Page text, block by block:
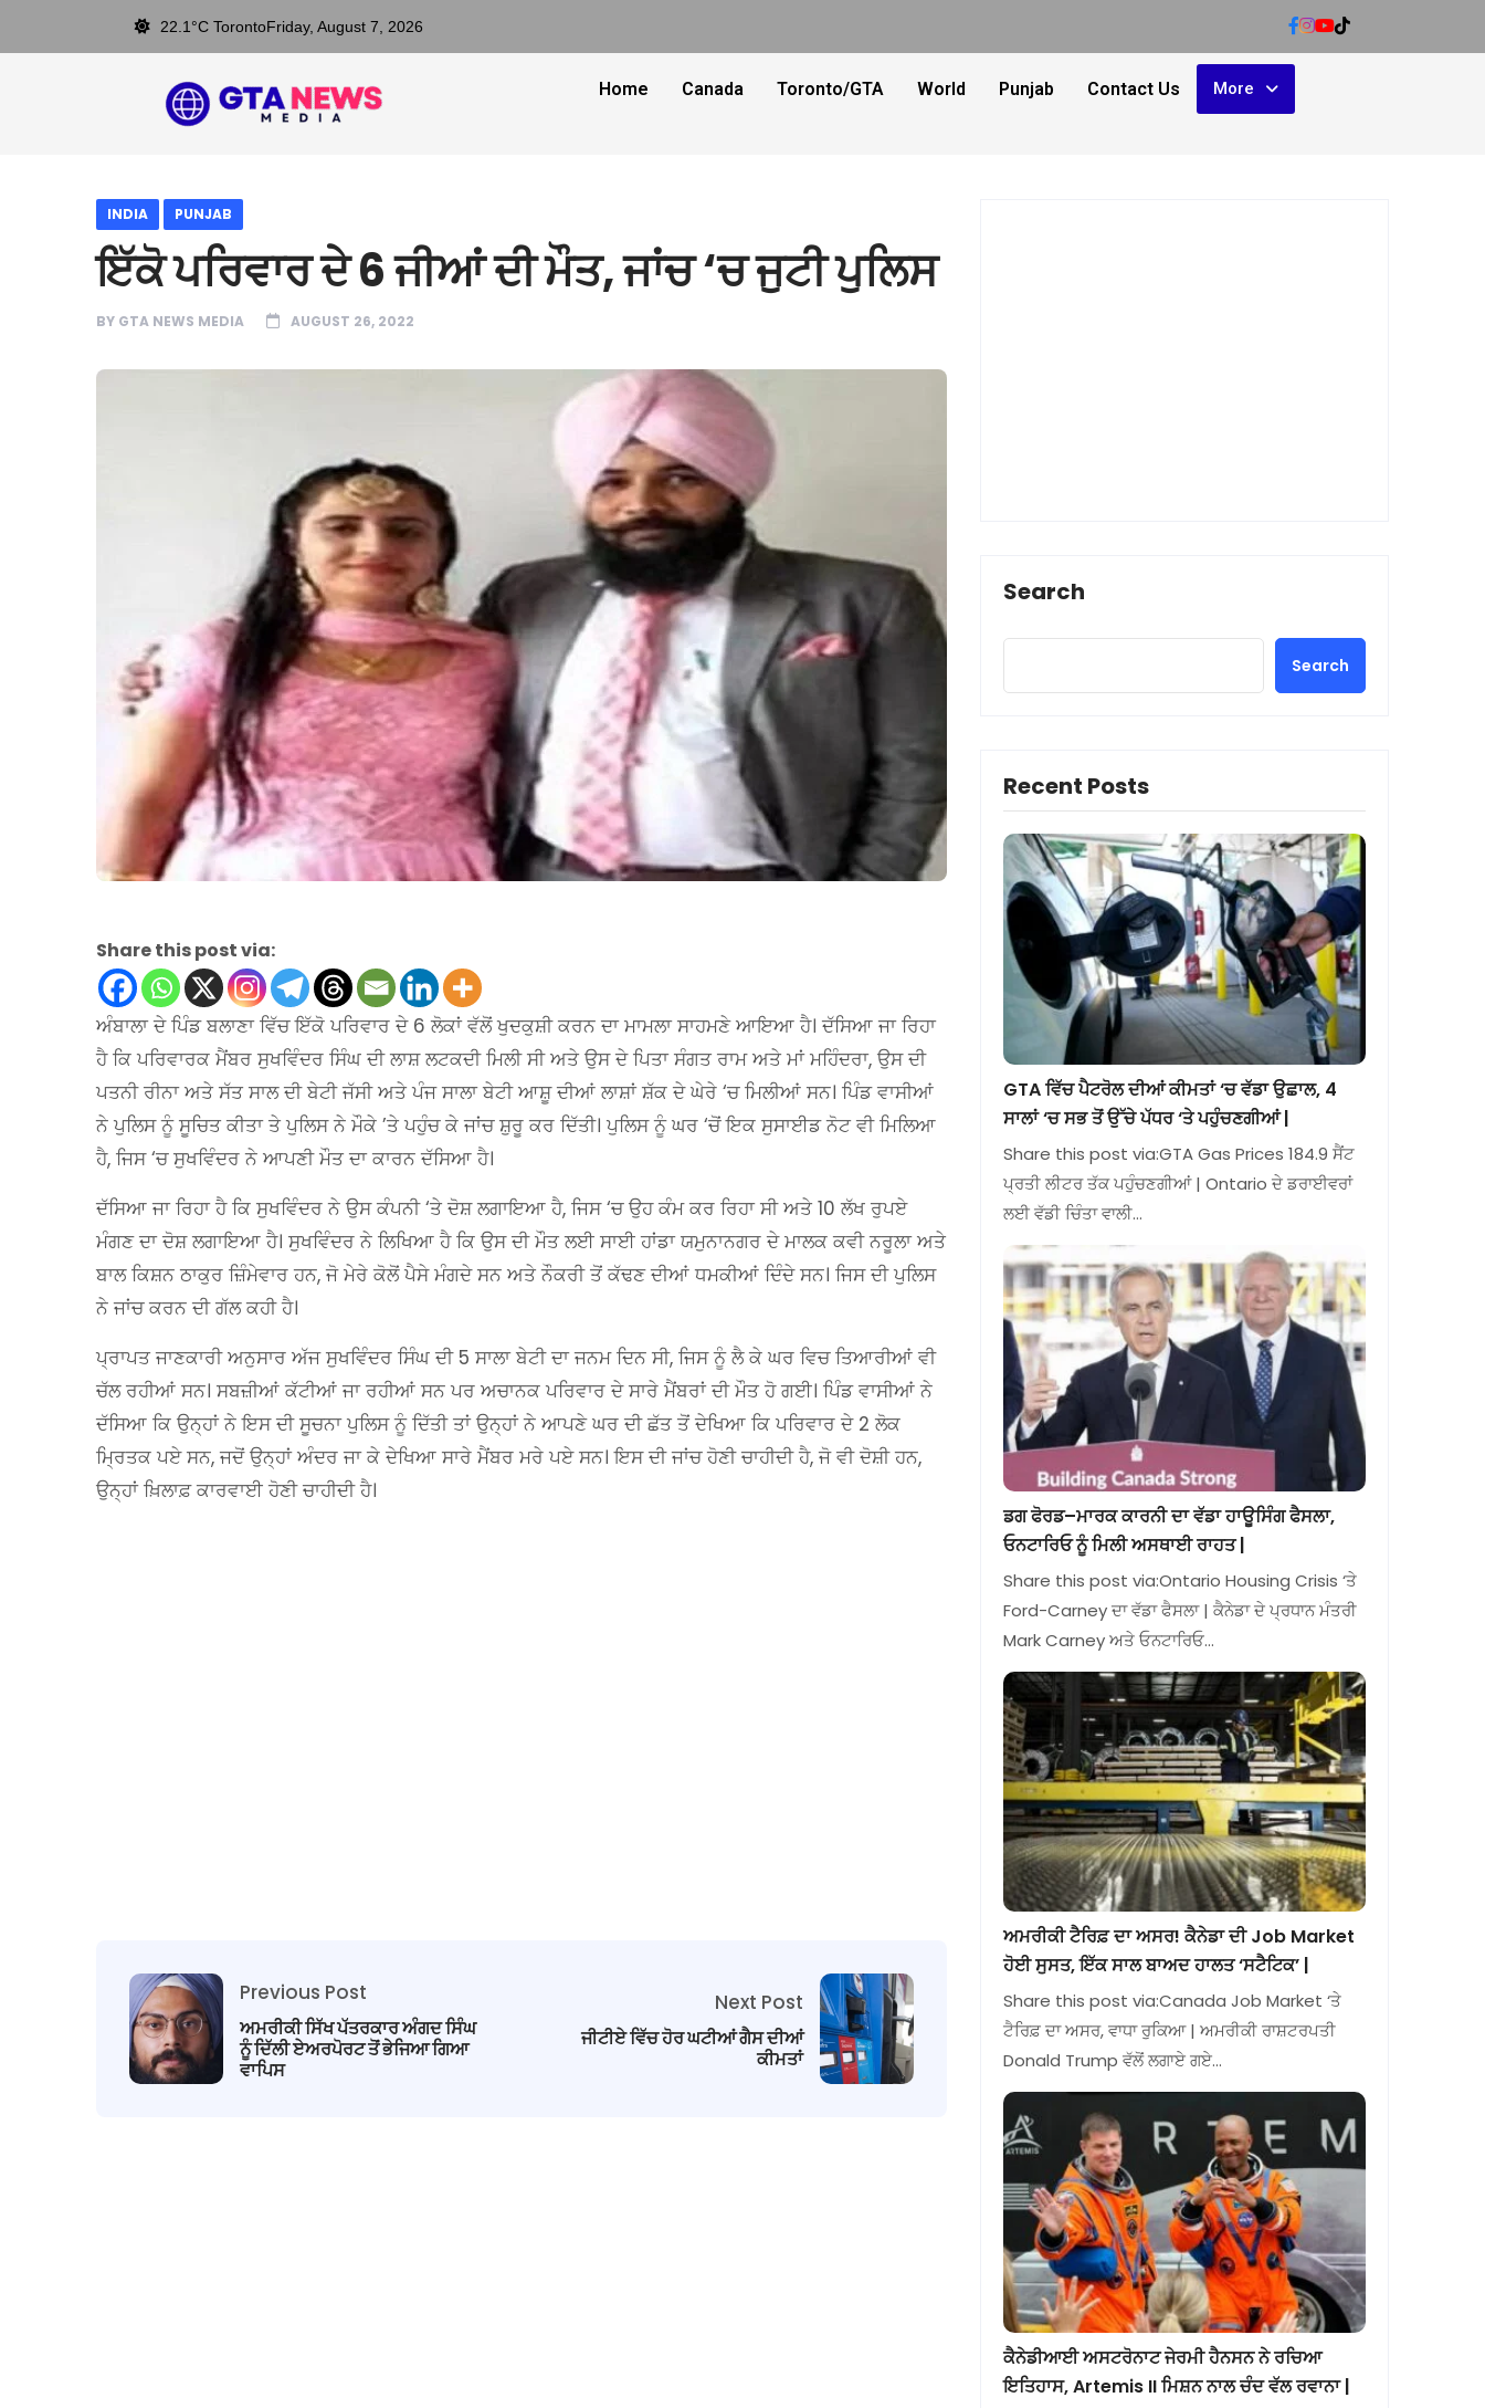
22.1°C TorontoFriday, August 7, 2026
Home Canada Toronto/GTA World Punjab Contact Us More
INDIA PUNJAB
ਇੱਕੋ ਪਰਿਵਾਰ ਦੇ 6 ਜੀਆਂ ਦੀ ਮੌਤ, ਜਾਂਚ ‘ਚ ਜੁਟੀ ਪੁਲਿਸ
BY GTA NEWS MEDIA AUGUST 26, 2022
Share this post via:
ਅੰਬਾਲਾ ਦੇ ਪਿੰਡ ਬਲਾਣਾ ਵਿੱਚ ਇੱਕੋ ਪਰਿਵਾਰ ਦੇ 6 ਲੋਕਾਂ ਵੱਲੋਂ ਖੁਦਕੁਸ਼ੀ ਕਰਨ ਦਾ ਮਾਮਲਾ ਸਾਹਮਣੇ ਆਇਆ ਹੈ। ਦੱਸਿਆ ਜਾ ਰਿਹਾ
ਹੈ ਕਿ ਪਰਿਵਾਰਕ ਮੈਂਬਰ ਸੁਖਵਿੰਦਰ ਸਿੰਘ ਦੀ ਲਾਸ਼ ਲਟਕਦੀ ਮਿਲੀ ਸੀ ਅਤੇ ਉਸ ਦੇ ਪਿਤਾ ਸੰਗਤ ਰਾਮ ਅਤੇ ਮਾਂ ਮਹਿੰਦਰਾ, ਉਸ ਦੀ
ਪਤਨੀ ਰੀਨਾ ਅਤੇ ਸੱਤ ਸਾਲ ਦੀ ਬੇਟੀ ਜੱਸੀ ਅਤੇ ਪੰਜ ਸਾਲਾ ਬੇਟੀ ਆਸ਼ੂ ਦੀਆਂ ਲਾਸ਼ਾਂ ਸ਼ੱਕ ਦੇ ਘੇਰੇ ‘ਚ ਮਿਲੀਆਂ ਸਨ। ਪਿੰਡ ਵਾਸੀਆਂ
ਨੇ ਪੁਲਿਸ ਨੂੰ ਸੂਚਿਤ ਕੀਤਾ ਤੇ ਪੁਲਿਸ ਨੇ ਮੌਕੇ ’ਤੇ ਪਹੁੰਚ ਕੇ ਜਾਂਚ ਸ਼ੁਰੂ ਕਰ ਦਿੱਤੀ। ਪੁਲਿਸ ਨੂੰ ਘਰ ‘ਚੋਂ ਇਕ ਸੁਸਾਈਡ ਨੋਟ ਵੀ ਮਿਲਿਆ
ਹੈ, ਜਿਸ ‘ਚ ਸੁਖਵਿੰਦਰ ਨੇ ਆਪਣੀ ਮੌਤ ਦਾ ਕਾਰਨ ਦੱਸਿਆ ਹੈ।
ਦੱਸਿਆ ਜਾ ਰਿਹਾ ਹੈ ਕਿ ਸੁਖਵਿੰਦਰ ਨੇ ਉਸ ਕੰਪਨੀ ‘ਤੇ ਦੋਸ਼ ਲਗਾਇਆ ਹੈ, ਜਿਸ ‘ਚ ਉਹ ਕੰਮ ਕਰ ਰਿਹਾ ਸੀ ਅਤੇ 10 ਲੱਖ ਰੁਪਏ
ਮੰਗਣ ਦਾ ਦੋਸ਼ ਲਗਾਇਆ ਹੈ। ਸੁਖਵਿੰਦਰ ਨੇ ਲਿਖਿਆ ਹੈ ਕਿ ਉਸ ਦੀ ਮੌਤ ਲਈ ਸਾਈ ਹਾਂਡਾ ਯਮੁਨਾਨਗਰ ਦੇ ਮਾਲਕ ਕਵੀ ਨਰੂਲਾ ਅਤੇ
ਬਾਲ ਕਿਸ਼ਨ ਠਾਕੁਰ ਜ਼ਿੰਮੇਵਾਰ ਹਨ, ਜੋ ਮੇਰੇ ਕੋਲੋਂ ਪੈਸੇ ਮੰਗਦੇ ਸਨ ਅਤੇ ਨੌਕਰੀ ਤੋਂ ਕੱਢਣ ਦੀਆਂ ਧਮਕੀਆਂ ਦਿੰਦੇ ਸਨ। ਜਿਸ ਦੀ ਪੁਲਿਸ
ਨੇ ਜਾਂਚ ਕਰਨ ਦੀ ਗੱਲ ਕਹੀ ਹੈ।
ਪ੍ਰਾਪਤ ਜਾਣਕਾਰੀ ਅਨੁਸਾਰ ਅੱਜ ਸੁਖਵਿੰਦਰ ਸਿੰਘ ਦੀ 5 ਸਾਲਾ ਬੇਟੀ ਦਾ ਜਨਮ ਦਿਨ ਸੀ, ਜਿਸ ਨੂੰ ਲੈ ਕੇ ਘਰ ਵਿਚ ਤਿਆਰੀਆਂ ਵੀ
ਚੱਲ ਰਹੀਆਂ ਸਨ। ਸਬਜ਼ੀਆਂ ਕੱਟੀਆਂ ਜਾ ਰਹੀਆਂ ਸਨ ਪਰ ਅਚਾਨਕ ਪਰਿਵਾਰ ਦੇ ਸਾਰੇ ਮੈਂਬਰਾਂ ਦੀ ਮੌਤ ਹੋ ਗਈ। ਪਿੰਡ ਵਾਸੀਆਂ ਨੇ
ਦੱਸਿਆ ਕਿ ਉਨ੍ਹਾਂ ਨੇ ਇਸ ਦੀ ਸੂਚਨਾ ਪੁਲਿਸ ਨੂੰ ਦਿੱਤੀ ਤਾਂ ਉਨ੍ਹਾਂ ਨੇ ਆਪਣੇ ਘਰ ਦੀ ਛੱਤ ਤੋਂ ਦੇਖਿਆ ਕਿ ਪਰਿਵਾਰ ਦੇ 2 ਲੋਕ
ਮ੍ਰਿਤਕ ਪਏ ਸਨ, ਜਦੋਂ ਉਨ੍ਹਾਂ ਅੰਦਰ ਜਾ ਕੇ ਦੇਖਿਆ ਸਾਰੇ ਮੈਂਬਰ ਮਰੇ ਪਏ ਸਨ। ਇਸ ਦੀ ਜਾਂਚ ਹੋਣੀ ਚਾਹੀਦੀ ਹੈ, ਜੋ ਵੀ ਦੋਸ਼ੀ ਹਨ,
ਉਨ੍ਹਾਂ ਖ਼ਿਲਾਫ਼ ਕਾਰਵਾਈ ਹੋਣੀ ਚਾਹੀਦੀ ਹੈ।
Previous Post
ਅਮਰੀਕੀ ਸਿੱਖ ਪੱਤਰਕਾਰ ਅੰਗਦ ਸਿੰਘ
ਨੂੰ ਦਿੱਲੀ ਏਅਰਪੋਰਟ ਤੋਂ ਭੇਜਿਆ ਗਿਆ
ਵਾਪਿਸ
Next Post
ਜੀਟੀਏ ਵਿੱਚ ਹੋਰ ਘਟੀਆਂ ਗੈਸ ਦੀਆਂ
ਕੀਮਤਾਂ
Search
Search
Recent Posts
GTA ਵਿੱਚ ਪੈਟਰੋਲ ਦੀਆਂ ਕੀਮਤਾਂ ‘ਚ ਵੱਡਾ ਉਛਾਲ, 4
ਸਾਲਾਂ ‘ਚ ਸਭ ਤੋਂ ਉੱਚੇ ਪੱਧਰ ‘ਤੇ ਪਹੁੰਚਣਗੀਆਂ |
Share this post via:GTA Gas Prices 184.9 ਸੈਂਟ
ਪ੍ਰਤੀ ਲੀਟਰ ਤੱਕ ਪਹੁੰਚਣਗੀਆਂ | Ontario ਦੇ ਡਰਾਈਵਰਾਂ
ਲਈ ਵੱਡੀ ਚਿੰਤਾ ਵਾਲੀ…
ਡਗ ਫੋਰਡ–ਮਾਰਕ ਕਾਰਨੀ ਦਾ ਵੱਡਾ ਹਾਊਸਿੰਗ ਫੈਸਲਾ,
ਓਨਟਾਰਿਓ ਨੂੰ ਮਿਲੀ ਅਸਥਾਈ ਰਾਹਤ |
Share this post via:Ontario Housing Crisis ‘ਤੇ
Ford-Carney ਦਾ ਵੱਡਾ ਫੈਸਲਾ | ਕੈਨੇਡਾ ਦੇ ਪ੍ਰਧਾਨ ਮੰਤਰੀ
Mark Carney ਅਤੇ ਓਨਟਾਰਿਓ…
ਅਮਰੀਕੀ ਟੈਰਿਫ਼ ਦਾ ਅਸਰ! ਕੈਨੇਡਾ ਦੀ Job Market
ਹੋਈ ਸੁਸਤ, ਇੱਕ ਸਾਲ ਬਾਅਦ ਹਾਲਤ ‘ਸਟੈਟਿਕ’ |
Share this post via:Canada Job Market ‘ਤੇ
ਟੈਰਿਫ਼ ਦਾ ਅਸਰ, ਵਾਧਾ ਰੁਕਿਆ | ਅਮਰੀਕੀ ਰਾਸ਼ਟਰਪਤੀ
Donald Trump ਵੱਲੋਂ ਲਗਾਏ ਗਏ…
ਕੈਨੇਡੀਆਈ ਅਸਟਰੋਨਾਟ ਜੇਰਮੀ ਹੈਨਸਨ ਨੇ ਰਚਿਆ
ਇਤਿਹਾਸ, Artemis II ਮਿਸ਼ਨ ਨਾਲ ਚੰਦ ਵੱਲ ਰਵਾਨਾ |